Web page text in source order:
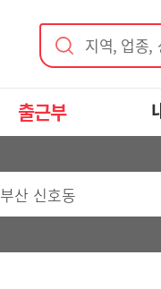
지역, 업종,
출근부
부산 신호동